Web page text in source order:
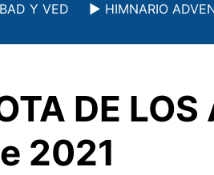
Y VED ▶️ HIMNARIO
DE
2021